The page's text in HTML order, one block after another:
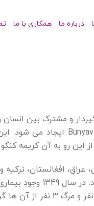
درباره ما همکاری با ما
و مشترک بین
افغانستان،